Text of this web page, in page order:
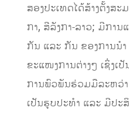
ສອງປະເທດໄດ້ສ້າງຕັ້ງສ
ກາ, ສີລັງກາ-ລາວ; ມີການ
ກັນ ແລະ ກັນ ຂອງການນ
ຂະແໜງການຕ່າງໆ ເຊິ່ງ
ການພົວພັນຮ່ວມມືລະຫວ່
ເປັນຮູບປະທຳ ແລະ ມີປ